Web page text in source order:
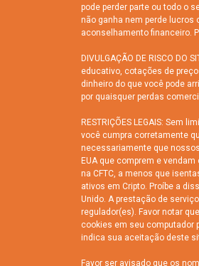
pode perder parte ou todo o
não ganha nem perde lucros
aconselhamento financeiro.
DIVULGAÇÃO DE RISCO
educativo, cotações de
dinheiro do que você pode
por quaisquer perdas
RESTRIÇÕES LEGAIS:
você cumpra corretamente
necessariamente que
EUA que comprem e
na CFTC, a menos que
ativos em Cripto. Proíbe a
Unido. A prestação de
regulador(es). Favor notar
cookies em seu computador
indica sua aceitação deste
Favor ser avisado que os